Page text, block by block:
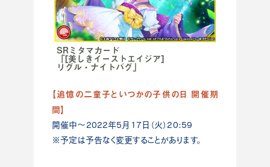
SRミタマカード
「[美しきイーストエイジア]
リグル・ナイトバグ」
【追憶の二童子といつかの子供の日 開催期
間】
開催中～2022年5月17日（火）20:59
※予定は予告なく変更することがあります。